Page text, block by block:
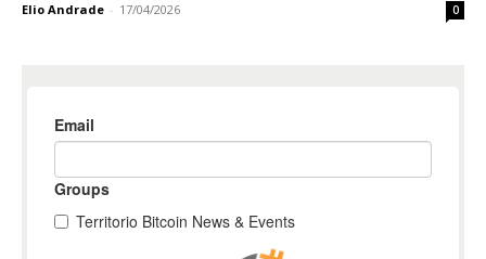
Elio Andrade - 17/04/2026 0